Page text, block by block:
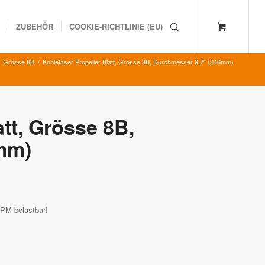
ZUBEHÖR COOKIE-RICHTLINIE (EU)
Grösse 8B / Kohlefaser Propeller Blatt, Grösse 8B, Durchmesser 9,7″ (246mm)
Grösse 8B,
belastbar!